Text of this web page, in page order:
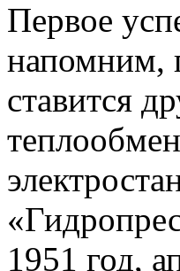
Первое
напомним,
ставится
1951 год,